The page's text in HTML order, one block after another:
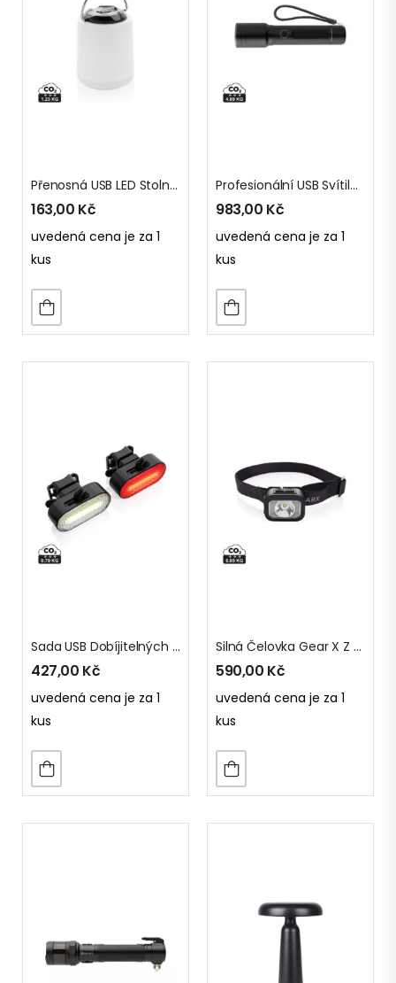
Přenosná USB LED Stolní Lampa Limio Z RCS RPET
163,00 Kč
uvedená cena je za 1
kus
Profesionální USB Svítilna Gear X Z RCS Recykl. Hliníku
983,00 Kč
uvedená cena je za 1
kus
Sada USB Dobíjitelných Světel Na Kolo Lumino Z RCS Plastu
427,00 Kč
uvedená cena je za 1
kus
Silná Čelovka Gear X Z RCS Recykl. Plastu
590,00 Kč
uvedená cena je za 1
kus